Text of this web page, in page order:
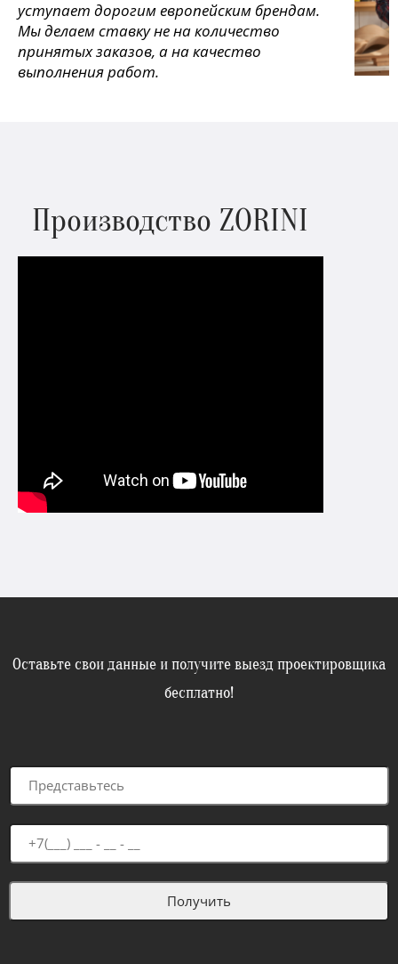
уступает дорогим европейским брендам.
Мы делаем ставку не на количество
принятых заказов, а на качество
выполнения работ.
Производство ZORINI
Оставьте свои данные и получите выезд проектировщика
бесплатно!